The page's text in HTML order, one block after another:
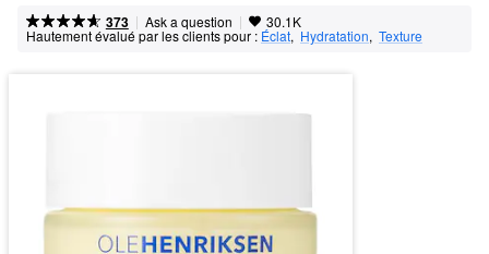
373 | Ask a question | 30.1K
Hautement évalué par les clients pour : Éclat, Hydratation, Texture